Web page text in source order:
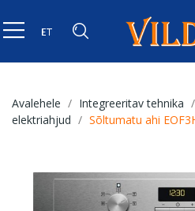
Avalehele Integreeritav tehnika
elektriahjud
Sõltumatu ahi